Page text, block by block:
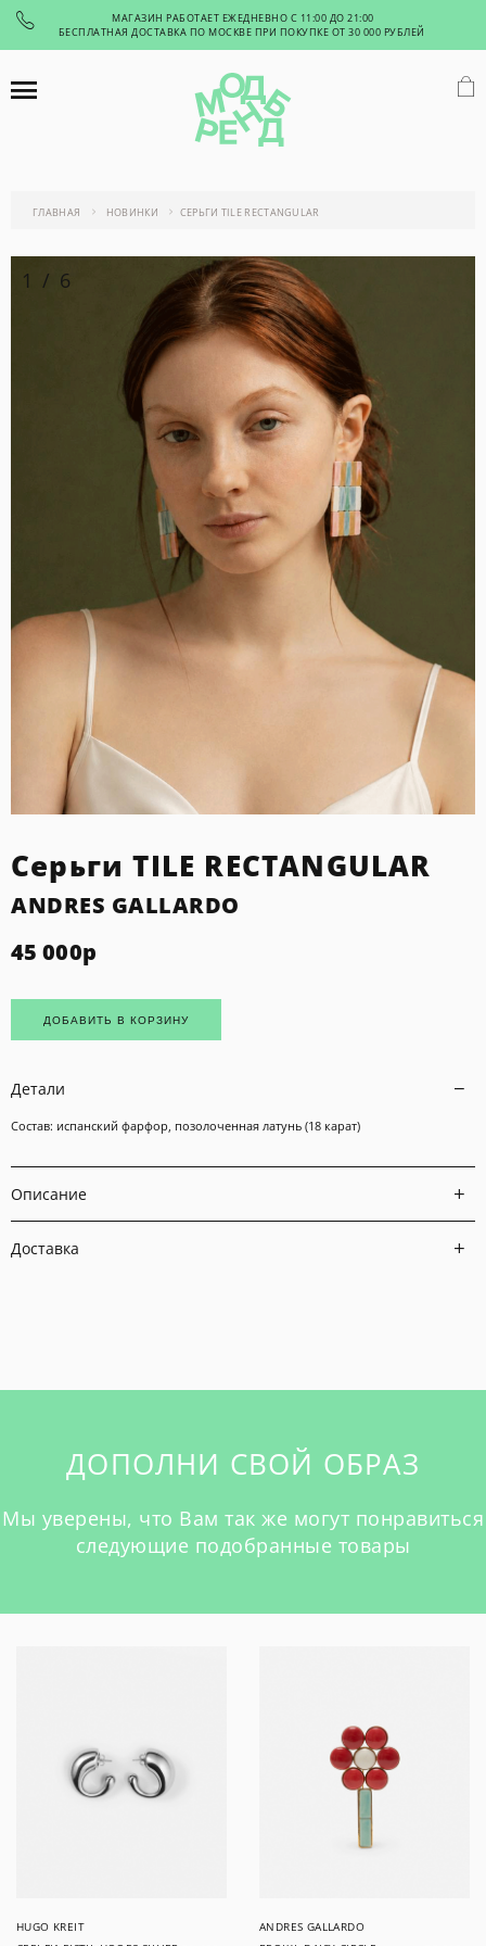
МАГАЗИН РАБОТАЕТ ЕЖЕДНЕВНО С 11:00 ДО 21:00
БЕСПЛАТНАЯ ДОСТАВКА ПО МОСКВЕ ПРИ ПОКУПКЕ ОТ 30 000 РУБЛЕЙ
ГЛАВНАЯ НОВИНКИ СЕРЬГИ TILE RECTANGULAR
1 / 6
Серьги TILE RECTANGULAR
ANDRES GALLARDO
45 000р
ДОБАВИТЬ В КОРЗИНУ
Детали
Состав: испанский фарфор, позолоченная латунь (18 карат)
Описание
Доставка
ДОПОЛНИ СВОЙ ОБРАЗ
Мы уверены, что Вам так же могут понравиться
следующие подобранные товары
HUGO KREIT
ANDRES GALLARDO